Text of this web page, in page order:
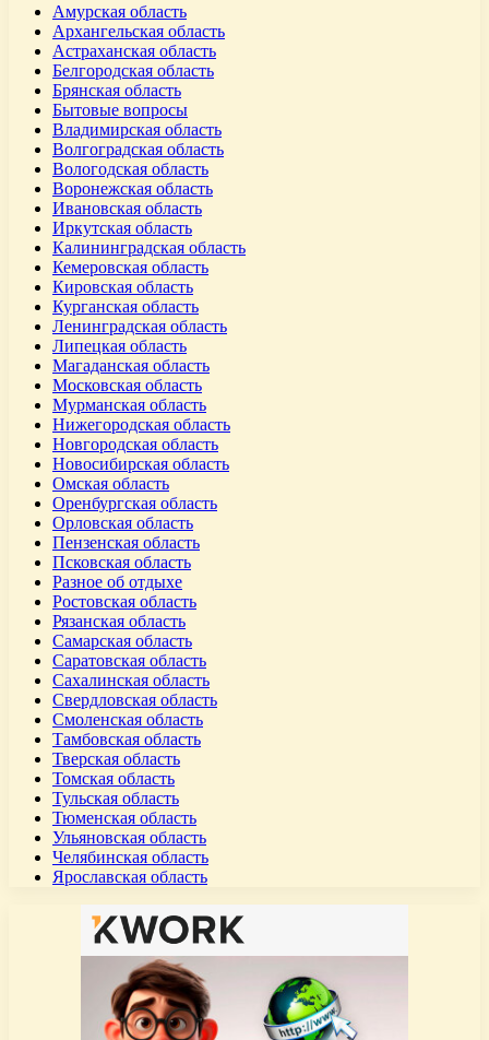
Амурская область
Архангельская область
Астраханская область
Белгородская область
Брянская область
Бытовые вопросы
Владимирская область
Волгоградская область
Вологодская область
Воронежская область
Ивановская область
Иркутская область
Калининградская область
Кемеровская область
Кировская область
Курганская область
Ленинградская область
Липецкая область
Магаданская область
Московская область
Мурманская область
Нижегородская область
Новгородская область
Новосибирская область
Омская область
Оренбургская область
Орловская область
Пензенская область
Псковская область
Разное об отдыхе
Ростовская область
Рязанская область
Самарская область
Саратовская область
Сахалинская область
Свердловская область
Смоленская область
Тамбовская область
Тверская область
Томская область
Тульская область
Тюменская область
Ульяновская область
Челябинская область
Ярославская область